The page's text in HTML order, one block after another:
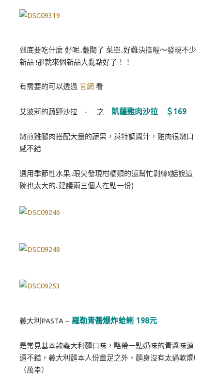
到底要吃什麼 好呢..翻閱了 菜單..好難決擇喔～發現不少
新品 !那就來個新品大亂點好了！！
有需要的可以透過 官網 看
艾波莉的蔬野沙拉 - 之 凱薩雞肉沙拉 ＄169
嫩煎雞腿肉搭配大量的蔬果，與特調醬汁，雞肉很嫩口
感不錯
選用季節性水果..眼尖發現柑橘類的還幫忙剝絲!(話說這
碗也太大的..建議兩三個人在點一份)
義大利PASTA – 羅勒青醬爆炸蛤蜊 198元
是常見基本款義大利麵口味，略帶一點奶味的青醬味道
還不錯，義大利麵本人份量足之外，麵身沒有太過軟爛!
（萬幸）